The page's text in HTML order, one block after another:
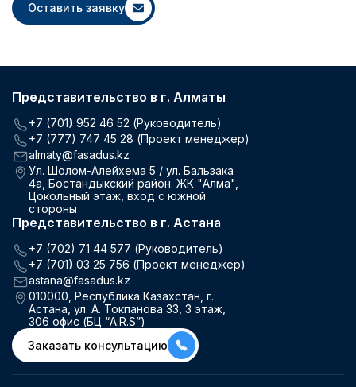
Оставить заявку
Представительство в г. Алматы
+7 (701) 952 46 52 (Руководитель)
+7 (777) 747 45 28 (Проект менеджер)
almaty@fasadus.kz
Ул. Шолом-Алейхема 5 / ул. Бальзака
4а, Бостандыкский район. ЖК "Алма",
Цокольный этаж, вход с южной
стороны
Представительство в г. Астана
+7 (702) 71 44 577 (Руководитель)
+7 (701) 03 25 756 (Проект менеджер)
astana@fasadus.kz
010000, Республика Казахстан, г.
Астана, ул. А. Токпанова 33, 3 этаж,
306 офис (БЦ “A.R.S”)
Заказать консультацию